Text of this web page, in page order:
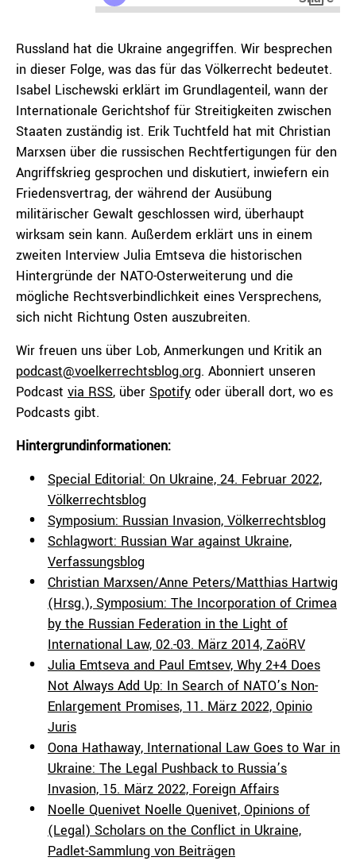
Russland hat die Ukraine angegriffen. Wir besprechen
in dieser Folge, was das für das Völkerrecht bedeutet.
Isabel Lischewski erklärt im Grundlagenteil, wann der
Internationale Gerichtshof für Streitigkeiten zwischen
Staaten zuständig ist. Erik Tuchtfeld hat mit Christian
Marxsen über die russischen Rechtfertigungen für den
Angriffskrieg gesprochen und diskutiert, inwiefern ein
Friedensvertrag, der während der Ausübung
militärischer Gewalt geschlossen wird, überhaupt
wirksam sein kann. Außerdem erklärt uns in einem
zweiten Interview Julia Emtseva die historischen
Hintergründe der NATO-Osterweiterung und die
mögliche Rechtsverbindlichkeit eines Versprechens,
sich nicht Richtung Osten auszubreiten.
Wir freuen uns über Lob, Anmerkungen und Kritik an
podcast@voelkerrechtsblog.org. Abonniert unseren
Podcast via RSS, über Spotify oder überall dort, wo es
Podcasts gibt.
Hintergrundinformationen:
Special Editorial: On Ukraine, 24. Februar 2022,
Völkerrechtsblog
Symposium: Russian Invasion, Völkerrechtsblog
Schlagwort: Russian War against Ukraine,
Verfassungsblog
Christian Marxsen/Anne Peters/Matthias Hartwig
(Hrsg.), Symposium: The Incorporation of Crimea
by the Russian Federation in the Light of
International Law, 02.-03. März 2014, ZaöRV
Julia Emtseva and Paul Emtsev, Why 2+4 Does
Not Always Add Up: In Search of NATO’s Non-
Enlargement Promises, 11. März 2022, Opinio
Juris
Oona Hathaway, International Law Goes to War in
Ukraine: The Legal Pushback to Russia’s
Invasion, 15. März 2022, Foreign Affairs
Noelle Quenivet Noelle Quenivet, Opinions of
(Legal) Scholars on the Conflict in Ukraine,
Padlet-Sammlung von Beiträgen